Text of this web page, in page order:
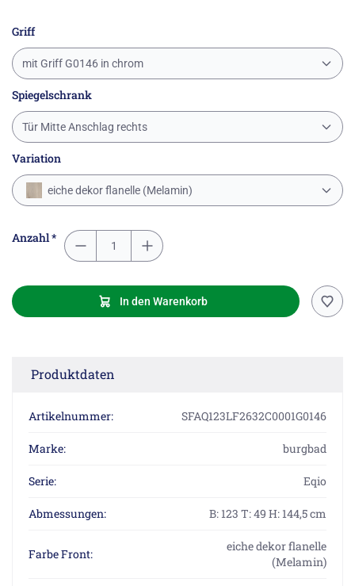
Griff
mit Griff G0146 in chrom
Spiegelschrank
Tür Mitte Anschlag rechts
Variation
eiche dekor flanelle (Melamin)
Anzahl *
In den Warenkorb
Produktdaten
Artikelnummer: SFAQ123LF2632C0001G0146
Marke: burgbad
Serie: Eqio
Abmessungen: B: 123 T: 49 H: 144,5 cm
Farbe Front:
eiche dekor flanelle
(Melamin)